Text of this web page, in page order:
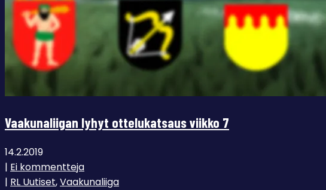
Vaakunaliigan lyhyt ottelukatsaus viikko 7
14.2.2019
| Ei kommentteja
| RL Uutiset,Vaakunaliiga